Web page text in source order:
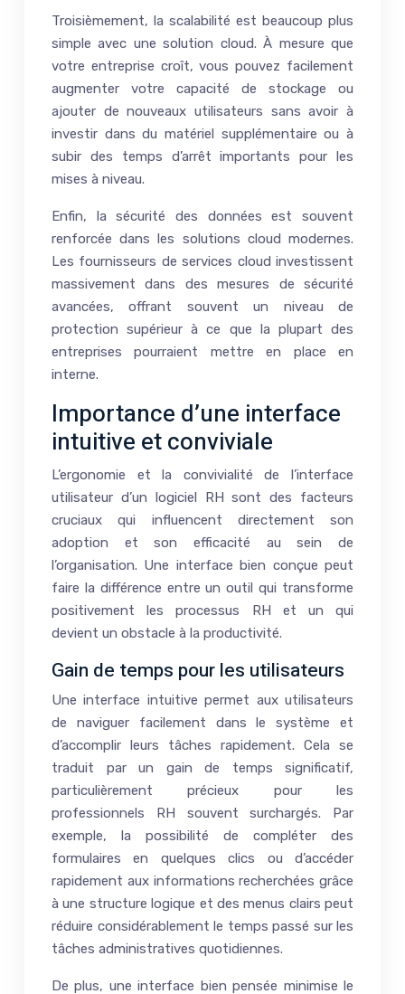
Troisièmement, la scalabilité est beaucoup plus
simple avec une solution cloud. À mesure que
votre entreprise croît, vous pouvez facilement
augmenter votre capacité de stockage ou
ajouter de nouveaux utilisateurs sans avoir à
investir dans du matériel supplémentaire ou à
subir des temps d’arrêt importants pour les
mises à niveau.
Enfin, la sécurité des données est souvent
renforcée dans les solutions cloud modernes.
Les fournisseurs de services cloud investissent
massivement dans des mesures de sécurité
avancées, offrant souvent un niveau de
protection supérieur à ce que la plupart des
entreprises pourraient mettre en place en
interne.
Importance d’une interface
intuitive et conviviale
L’ergonomie et la convivialité de l’interface
utilisateur d’un logiciel RH sont des facteurs
cruciaux qui influencent directement son
adoption et son efficacité au sein de
l’organisation. Une interface bien conçue peut
faire la différence entre un outil qui transforme
positivement les processus RH et un qui
devient un obstacle à la productivité.
Gain de temps pour les utilisateurs
Une interface intuitive permet aux utilisateurs
de naviguer facilement dans le système et
d’accomplir leurs tâches rapidement. Cela se
traduit par un gain de temps significatif,
particulièrement précieux pour les
professionnels RH souvent surchargés. Par
exemple, la possibilité de compléter des
formulaires en quelques clics ou d’accéder
rapidement aux informations recherchées grâce
à une structure logique et des menus clairs peut
réduire considérablement le temps passé sur les
tâches administratives quotidiennes.
De plus, une interface bien pensée minimise le